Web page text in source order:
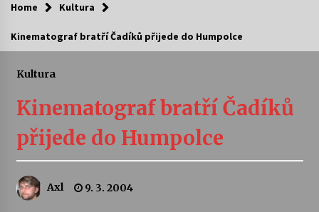
Kam za kulturou?
Vernisáž výstavy Josefíny Duškové: Stávám se
kapkou
Veselí muzikanti
Home Kultura
Kinematograf bratří Čadíků přijede do Humpolce
Kultura
Kinematograf bratří Čadíků
přijede do Humpolce
Axl 9. 3. 2004